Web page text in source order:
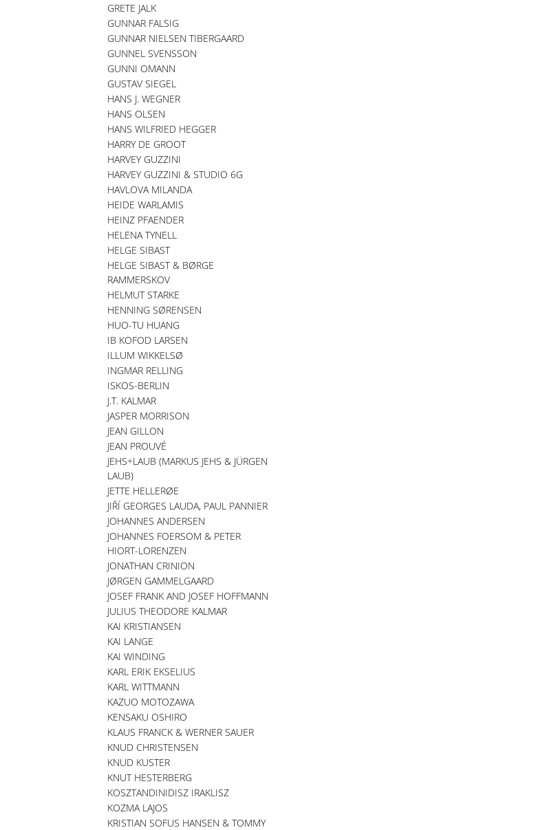
GRETE JALK
GUNNAR FALSIG
GUNNAR NIELSEN TIBERGAARD
GUNNEL SVENSSON
GUNNI OMANN
GUSTAV SIEGEL
HANS J. WEGNER
HANS OLSEN
HANS WILFRIED HEGGER
HARRY DE GROOT
HARVEY GUZZINI
HARVEY GUZZINI & STUDIO 6G
HAVLOVA MILANDA
HEIDE WARLAMIS
HEINZ PFAENDER
HELENA TYNELL
HELGE SIBAST
HELGE SIBAST & BØRGE
RAMMERSKOV
HELMUT STARKE
HENNING SØRENSEN
HUO-TU HUANG
IB KOFOD LARSEN
ILLUM WIKKELSØ
INGMAR RELLING
ISKOS-BERLIN
J.T. KALMAR
JASPER MORRISON
JEAN GILLON
JEAN PROUVÉ
JEHS+LAUB (MARKUS JEHS & JÜRGEN
LAUB)
JETTE HELLERØE
JIŘÍ GEORGES LAUDA, PAUL PANNIER
JOHANNES ANDERSEN
JOHANNES FOERSOM & PETER
HIORT-LORENZEN
JONATHAN CRINION
JØRGEN GAMMELGAARD
JOSEF FRANK AND JOSEF HOFFMANN
JULIUS THEODORE KALMAR
KAI KRISTIANSEN
KAI LANGE
KAI WINDING
KARL ERIK EKSELIUS
KARL WITTMANN
KAZUO MOTOZAWA
KENSAKU OSHIRO
KLAUS FRANCK & WERNER SAUER
KNUD CHRISTENSEN
KNUD KUSTER
KNUT HESTERBERG
KOSZTANDINIDISZ IRAKLISZ
KOZMA LAJOS
KRISTIAN SOFUS HANSEN & TOMMY